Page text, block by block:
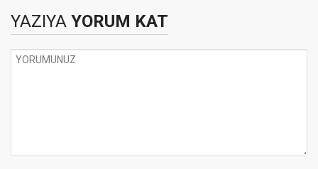
YAZIYA YORUM KAT